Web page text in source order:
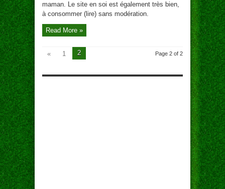
maman. Le site en soi est également très bien,
à consommer (lire) sans modération.
Read More »
Page 2 of 2
« 1 2